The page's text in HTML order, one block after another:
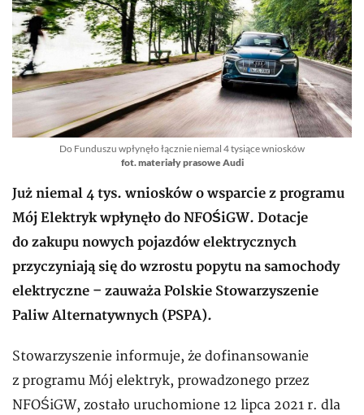
Do Funduszu wpłynęło łącznie niemal 4 tysiące wniosków
fot. materiały prasowe Audi
Już niemal 4 tys. wniosków o wsparcie z programu
Mój Elektryk wpłynęło do NFOŚiGW. Dotacje
do zakupu nowych pojazdów elektrycznych
przyczyniają się do wzrostu popytu na samochody
elektryczne – zauważa Polskie Stowarzyszenie
Paliw Alternatywnych (PSPA).
Stowarzyszenie informuje, że dofinansowanie
z programu Mój elektryk, prowadzonego przez
NFOŚiGW, zostało uruchomione 12 lipca 2021 r. dla